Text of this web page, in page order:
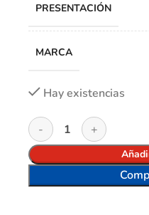
PRESENTACIÓN
MARCA
Hay existencias